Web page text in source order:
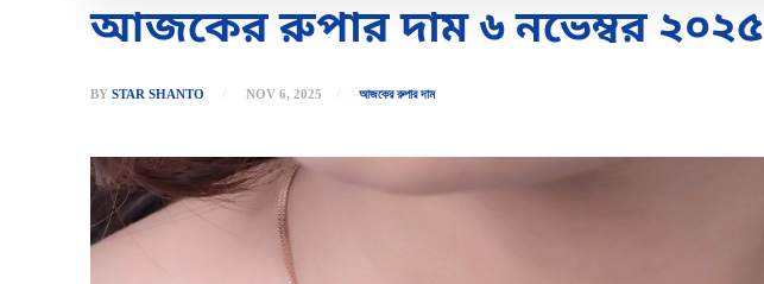
আজকের রুপার দাম ৬ নভেম্বর ২০২৫
BY STAR SHANTO NOV 6, 2025 আজকের রুপার দাম